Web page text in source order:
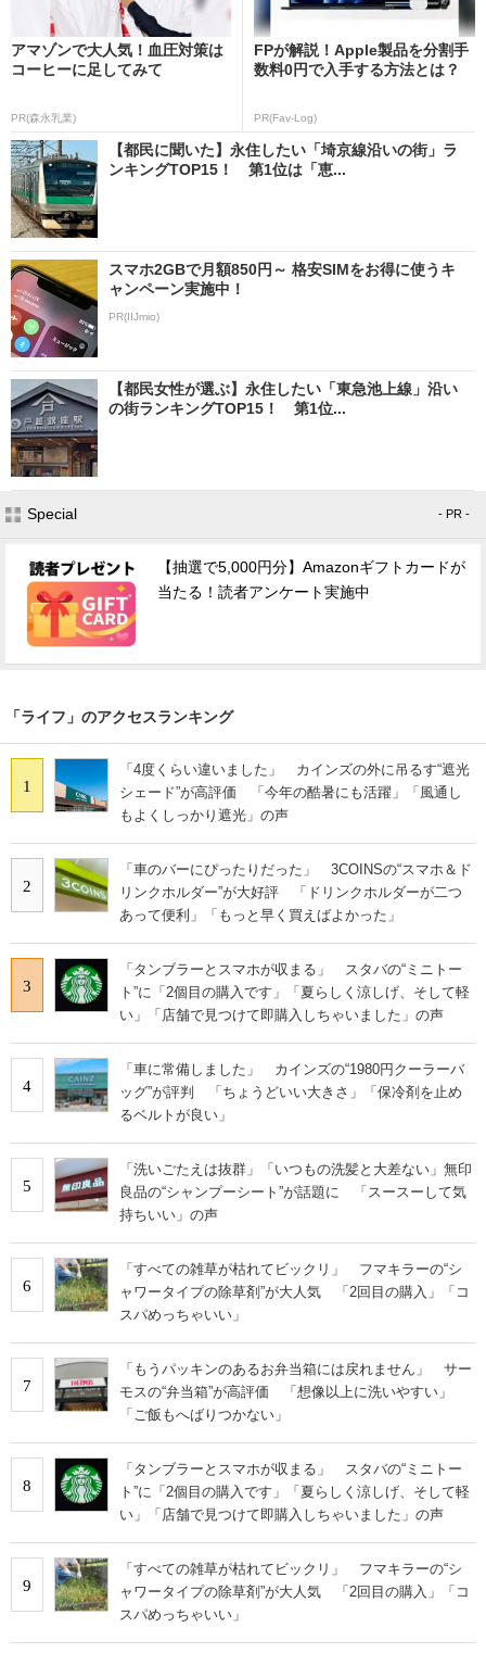
アマゾンで大人気！血圧対策は
コーヒーに足してみて
PR(森永乳業)
FPが解説！Apple製品を分割手
数料0円で入手する方法とは？
PR(Fav-Log)
【都民に聞いた】永住したい「埼京線沿いの街」ラ
ンキングTOP15！ 第1位は「恵...
スマホ2GBで月額850円～ 格安SIMをお得に使うキ
ャンペーン実施中！
PR(IIJmio)
【都民女性が選ぶ】永住したい「東急池上線」沿い
の街ランキングTOP15！ 第1位...
Special - PR -
【抽選で5,000円分】Amazonギフトカードが
当たる！読者アンケート実施中
「ライフ」のアクセスランキング
1
「4度くらい違いました」 カインズの外に吊るす“遮光
シェード”が高評価 「今年の酷暑にも活躍」「風通し
もよくしっかり遮光」の声
2
「車のバーにぴったりだった」 3COINSの“スマホ＆ド
リンクホルダー”が大好評 「ドリンクホルダーが二つ
あって便利」「もっと早く買えばよかった」
3
「タンブラーとスマホが収まる」 スタバの“ミニトー
ト”に「2個目の購入です」「夏らしく涼しげ、そして軽
い」「店舗で見つけて即購入しちゃいました」の声
4
「車に常備しました」 カインズの“1980円クーラーバ
ッグ”が評判 「ちょうどいい大きさ」「保冷剤を止め
るベルトが良い」
5
「洗いごたえは抜群」「いつもの洗髪と大差ない」無印
良品の“シャンプーシート”が話題に 「スースーして気
持ちいい」の声
6
「すべての雑草が枯れてビックリ」 フマキラーの“シ
ャワータイプの除草剤”が大人気 「2回目の購入」「コ
スパめっちゃいい」
7
「もうパッキンのあるお弁当箱には戻れません」 サー
モスの“弁当箱”が高評価 「想像以上に洗いやすい」
「ご飯もへばりつかない」
8
「タンブラーとスマホが収まる」 スタバの“ミニトー
ト”に「2個目の購入です」「夏らしく涼しげ、そして軽
い」「店舗で見つけて即購入しちゃいました」の声
9
「すべての雑草が枯れてビックリ」 フマキラーの“シ
ャワータイプの除草剤”が大人気 「2回目の購入」「コ
スパめっちゃいい」